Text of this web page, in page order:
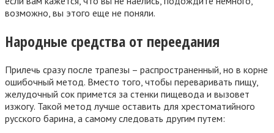
возможно, вы этого еще не поняли.
Народные средства от переедания
Прилечь сразу после трапезы – распространенный, но в корне
ошибочный метод. Вместо того, чтобы переваривать пищу,
желудочный сок примется за стенки пищевода и вызовет
изжогу. Такой метод лучше оставить для хрестоматийного
русского барина, а самому следовать другим путем: